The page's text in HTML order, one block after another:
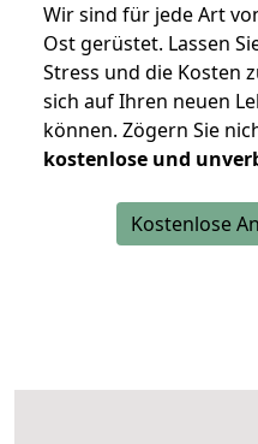
Wir sind für jede Art
Ost gerüstet. Lassen
Stress und die Kosten
sich auf Ihren neuen
können. Zögern Sie
kostenlose und
Kostenlose